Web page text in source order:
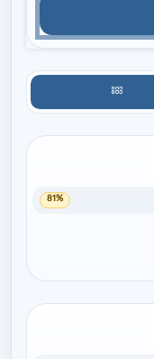
81%